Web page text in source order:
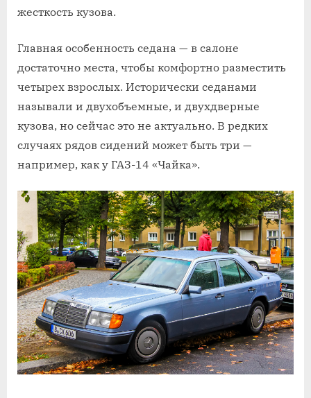
жесткость кузова.
Главная особенность седана — в салоне
достаточно места, чтобы комфортно разместить
четырех взрослых. Исторически седанами
называли и двухобъемные, и двухдверные
кузова, но сейчас это не актуально. В редких
случаях рядов сидений может быть три —
например, как у ГАЗ-14 «Чайка».